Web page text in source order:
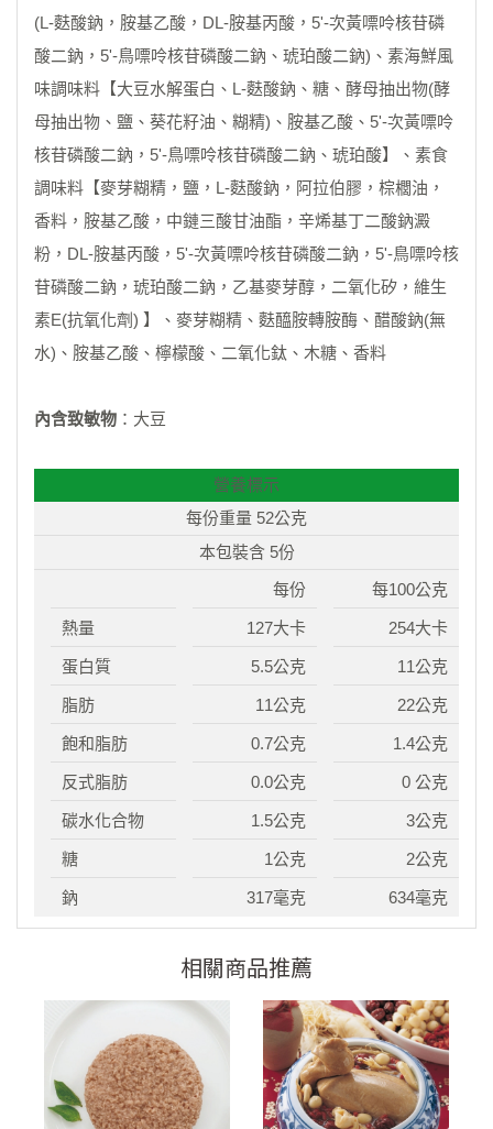
(L-麩酸鈉，胺基乙酸，DL-胺基丙酸，5'-次黃嘌呤核苷磷
酸二鈉，5'-鳥嘌呤核苷磷酸二鈉、琥珀酸二鈉)、素海鮮風
味調味料【大豆水解蛋白、L-麩酸鈉、糖、酵母抽出物(酵
母抽出物、鹽、葵花籽油、糊精)、胺基乙酸、5'-次黃嘌呤
核苷磷酸二鈉，5'-鳥嘌呤核苷磷酸二鈉、琥珀酸】、素食
調味料【麥芽糊精，鹽，L-麩酸鈉，阿拉伯膠，棕櫚油，
香料，胺基乙酸，中鏈三酸甘油酯，辛烯基丁二酸鈉澱
粉，DL-胺基丙酸，5'-次黃嘌呤核苷磷酸二鈉，5'-鳥嘌呤核
苷磷酸二鈉，琥珀酸二鈉，乙基麥芽醇，二氧化矽，維生
素E(抗氧化劑) 】、麥芽糊精、麩醯胺轉胺酶、醋酸鈉(無
水)、胺基乙酸、檸檬酸、二氧化鈦、木糖、香料
內含致敏物 ：大豆
營養標示
每份重量 52公克
本包裝含 5份
熱量
蛋白質
脂肪
飽和脂肪
反式脂肪
碳水化合物
糖
鈉
每份
127大卡
5.5公克
11公克
0.7公克
0.0公克
1.5公克
1公克
317毫克
每100公克
254大卡
11公克
22公克
1.4公克
0 公克
3公克
2公克
634毫克
相關商品推薦